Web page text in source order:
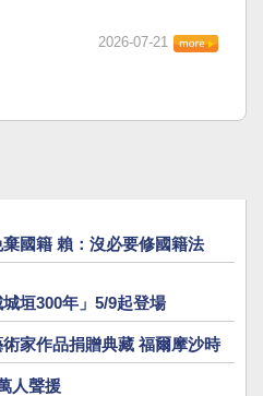
2026-07-21
國籍 賴：沒必要修國籍法
垣300年」5/9起登場
家作品捐贈典藏 福爾摩沙時
人聲援